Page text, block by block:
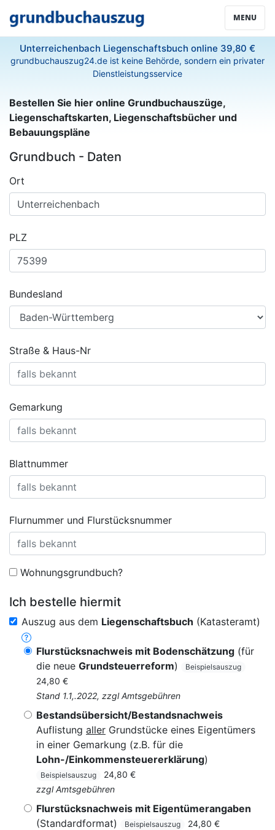
MENU
Unterreichenbach Liegenschaftsbuch online 39,80 €
grundbuchauszug24.de ist keine Behörde, sondern ein privater
Dienstleistungsservice
Bestellen Sie hier online Grundbuchauszüge,
Liegenschaftskarten, Liegenschaftsbücher und
Bebauungspläne
Grundbuch - Daten
Ort
PLZ
Bundesland
Straße & Haus-Nr
Gemarkung
Blattnummer
Flurnummer und Flurstücksnummer
Wohnungsgrundbuch?
Ich bestelle hiermit
Auszug aus dem Liegenschaftsbuch (Katasteramt)
Flurstücksnachweis mit Bodenschätzung (für
die neue Grundsteuerreform) Beispielsauszug
24,80 €
Stand 1.1,.2022, zzgl Amtsgebühren
Bestandsübersicht/Bestandsnachweis
Auflistung aller Grundstücke eines Eigentümers
in einer Gemarkung (z.B. für die
Lohn-/Einkommensteuererklärung)
Beispielsauszug
24,80 €
zzgl Amtsgebühren
Flurstücksnachweis mit Eigentümerangaben
(Standardformat)
Beispielsauszug
24,80 €